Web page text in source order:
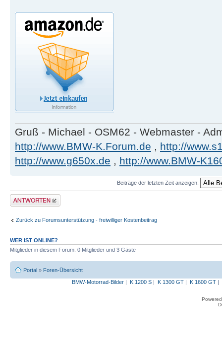
Gruß - Michael - OSM62 - Webmaster -
http://www.BMW-K.Forum.de , http://
http://www.g650x.de , http://www.BMW-
Beiträge der letzten Zeit anzeigen:
Antwort erstellen
Zurück zu Forumsunterstützung - freiwilliger Kostenbeitrag
WER IST ONLINE?
Mitglieder in diesem Forum: 0 Mitglieder und 3 Gäste
Portal » Foren-Übersicht
BMW-Motorrad-Bilder| K 1200 S| K 1300 GT| K 1600 GT|